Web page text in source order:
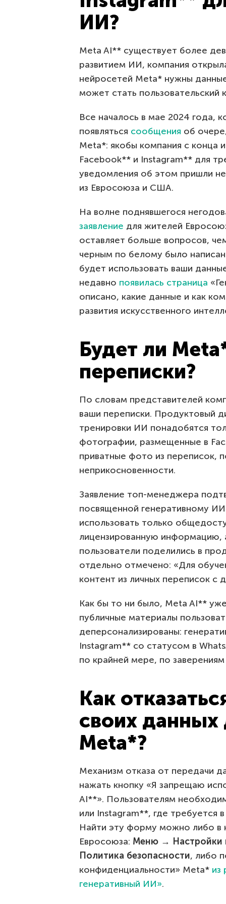
ИИ?
Meta AI** существует более
развитием ИИ, компания
нейросетей Meta* нужны
может стать пользовательский
Все началось в мае 2024 года,
появляться сообщения об
Meta*: якобы компания с конца
Facebook** и Instagram** для
уведомления об этом пришли
из Евросоюза и США.
На волне поднявшегося
заявление для жителей
оставляет больше вопросов,
черным по белому было
будет использовать ваши
недавно появилась страница
описано, какие данные и как
развития искусственного
Будет ли
переписки?
По словам представителей
ваши переписки. Продуктовый
тренировки ИИ понадобятся
фотографии, размещенные в
приватные фото из переписок,
неприкосновенности.
Заявление топ-менеджера
посвященной генеративному
использовать только
лицензированную
пользователи поделились в
отдельно отмечено: «Для
контент из личных переписок с
Как бы то ни было, Meta AI**
публичные материалы
деперсонализированы:
Instagram** со статусом в
по крайней мере, по
Как
своих
Meta*?
Механизм отказа от передачи
нажать кнопку «Я запрещаю
AI**». Пользователям
или Instagram**, где требуется
Найти эту форму можно либо в
Евросоюза: Меню → Настройки
Политика безопасности, либо
конфиденциальности» Meta* из
генеративный ИИ».